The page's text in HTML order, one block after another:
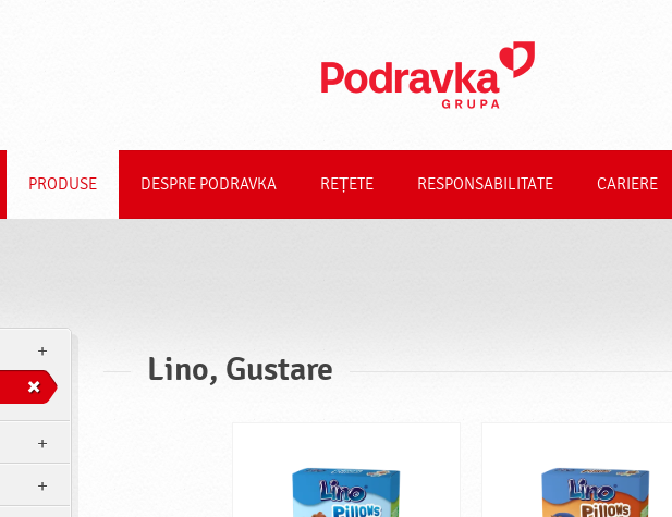
PRODUSE DESPRE PODRAVKA REȚETE RESPONSABILITATE CARIERE
Lino, Gustare